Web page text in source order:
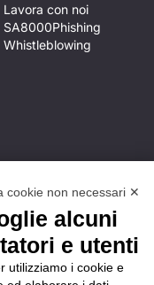
Lavora con noi
SA8000Phishing
Whistleblowing
cookie non necessari ✕
alcuni
e utenti
utilizziamo i cookie e